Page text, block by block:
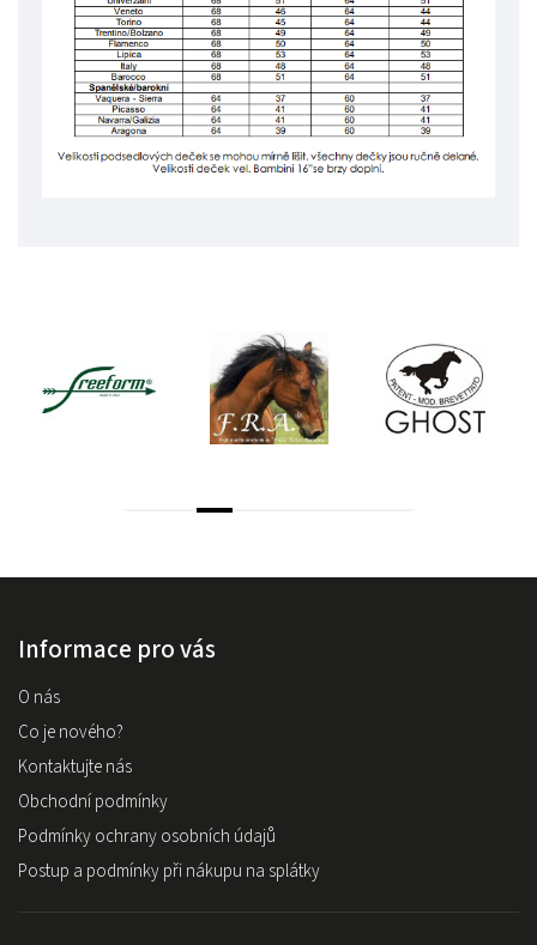
Informace pro vás
O nás
Co je nového?
Kontaktujte nás
Obchodní podmínky
Podmínky ochrany osobních údajů
Postup a podmínky při nákupu na splátky